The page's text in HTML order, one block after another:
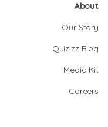
About
Our Story
Quizizz Blog
Media Kit
Careers